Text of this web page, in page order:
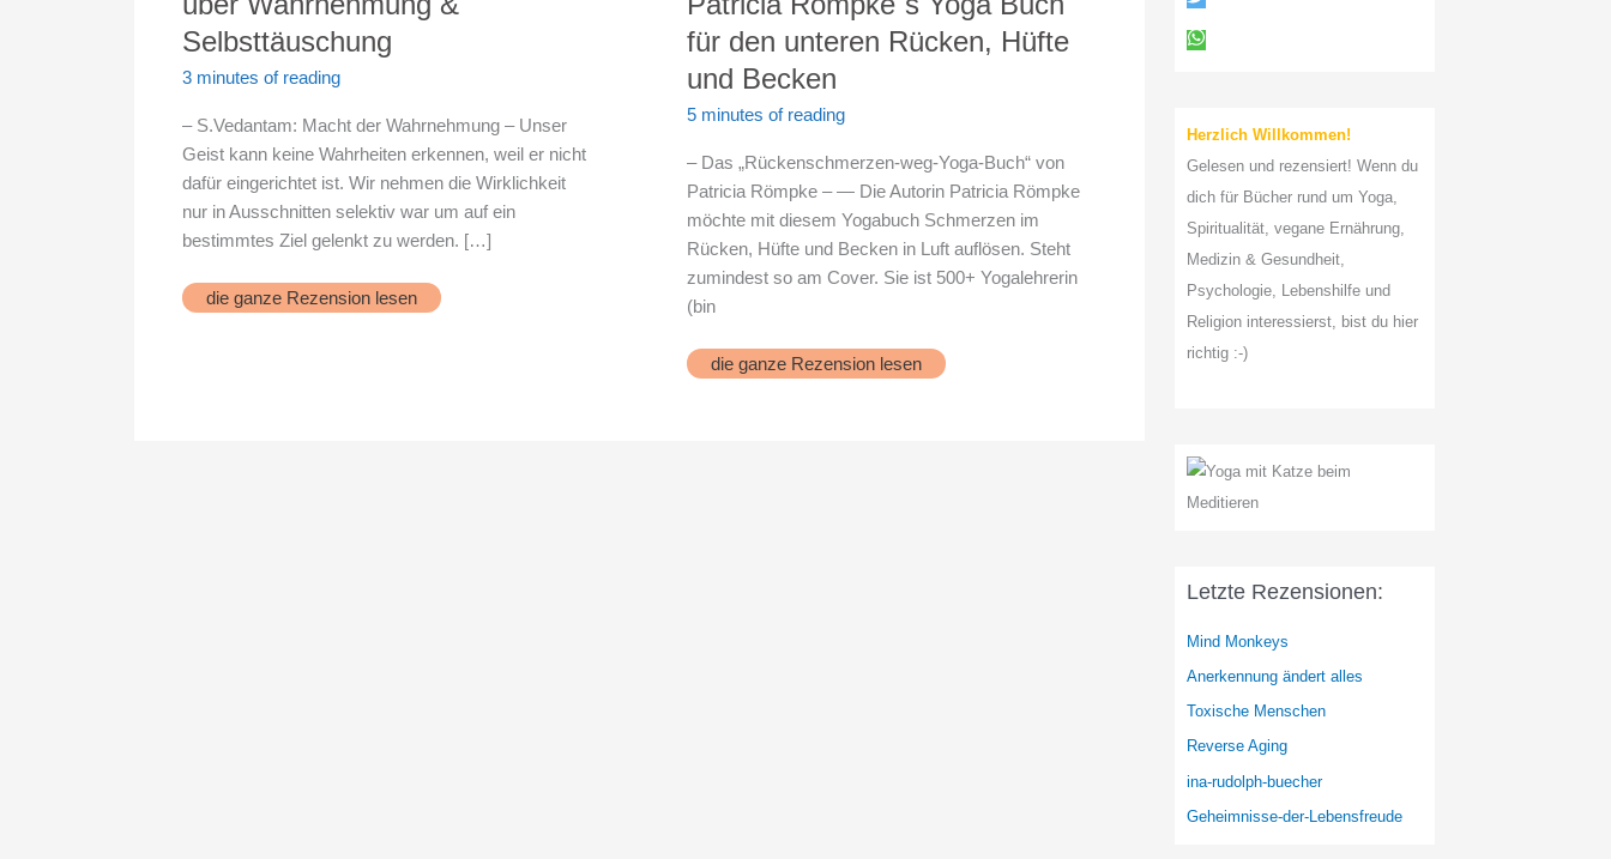
Selbsttäuschung
3 minutes of reading
– S.Vedantam: Macht der Wahrnehmung – Unser
Geist kann keine Wahrheiten erkennen, weil er nicht
dafür eingerichtet ist. Wir nehmen die Wirklichkeit
nur in Ausschnitten selektiv war um auf ein
bestimmtes Ziel gelenkt zu werden. […]
über
Wahrnehmung
die ganze Rezension lesen
für den unteren Rücken, Hüfte
und Becken
5 minutes of reading
– Das „Rückenschmerzen-weg-Yoga-Buch“ von
Patricia Römpke – — Die Autorin Patricia Römpke
möchte mit diesem Yogabuch Schmerzen im
Rücken, Hüfte und Becken in Luft auflösen. Steht
zumindest so am Cover. Sie ist 500+ Yogalehrerin
(bin
Patricia
Römpke`s
die ganze Rezension lesen
a
c
Herzlich Willkommen!
Gelesen und rezensiert! Wenn du
dich für Bücher rund um Yoga,
Spiritualität, vegane Ernährung,
Medizin & Gesundheit,
Psychologie, Lebenshilfe und
Religion interessierst, bist du hier
richtig :-)
Letzte Rezensionen:
Mind Monkeys
Anerkennung ändert alles
Toxische Menschen
Reverse Aging
ina-rudolph-buecher
Geheimnisse-der-Lebensfreude